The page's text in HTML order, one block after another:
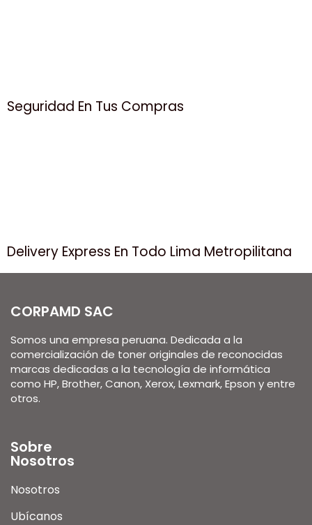
Seguridad En Tus Compras
Delivery Express En Todo Lima Metropilitana
CORPAMD SAC
Somos una empresa peruana. Dedicada a la
comercialización de toner originales de reconocidas
marcas dedicadas a la tecnología de informática
como HP, Brother, Canon, Xerox, Lexmark, Epson y entre
otros.
Sobre
Nosotros
Nosotros
Ubícanos